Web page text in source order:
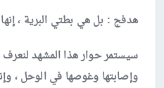
هدفج : بل هي بطتي البرية ،
سيستمر حوار هذا المشهد
وإصابتها وغوصها في الوحل ،